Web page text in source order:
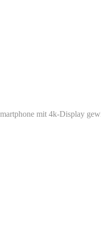
mit 4k-Display